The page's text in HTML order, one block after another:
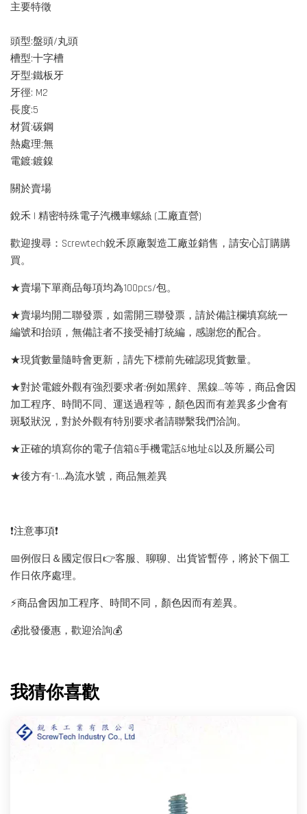
主要特徵
頭型:盤頭/丸頭
槽型:十字槽
牙型:鐵板牙
牙徑: M2
長度:5
材質:碳鋼
熱處理:無
電鍍:鍍鎳
關於賣場
銳禾 | 精密特殊電子汽機車螺絲 (工廠直營)
歡迎搜尋：Screwtech銳禾原廠製造工廠並銷售，請安心訂購購
買。
★賣場下單商品每項均為100pcs/包。
★賣場均開二聯發票，如需開三聯發票，請於備註欄填寫統一
編號和抬頭，無備註者不接受補打統編，感謝您的配合。
★現貨數量隨時會更新，請先下標前先確認現貨數量。
★對於電鍍外觀有強烈要求者:例如黑鋅、黑鎳...等等，商品會因
加工程序、時間不同、運送過程等，顏色因而有差異多少會有
斑駁狀況，對於外觀有特別要求者請聯繫我們洽詢。
★正確的填寫你的電子信箱&手機電話&地址&以及所屬公司
★後方有-1…為流水號，商品無差異
❗️注意事項❗️
📅例假日＆國定假日👉客服、聊聊、出貨皆暫停，將於下個工
作日依序處理。
⚡️商品會因加工程序、時間不同，顏色因而有差異。
💰批發優惠，歡迎洽詢💰
我猜你喜歡